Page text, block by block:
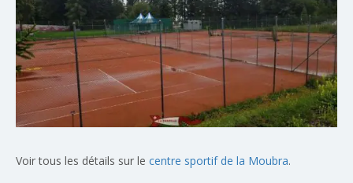
Voir tous les détails sur le centre sportif de la Moubra.